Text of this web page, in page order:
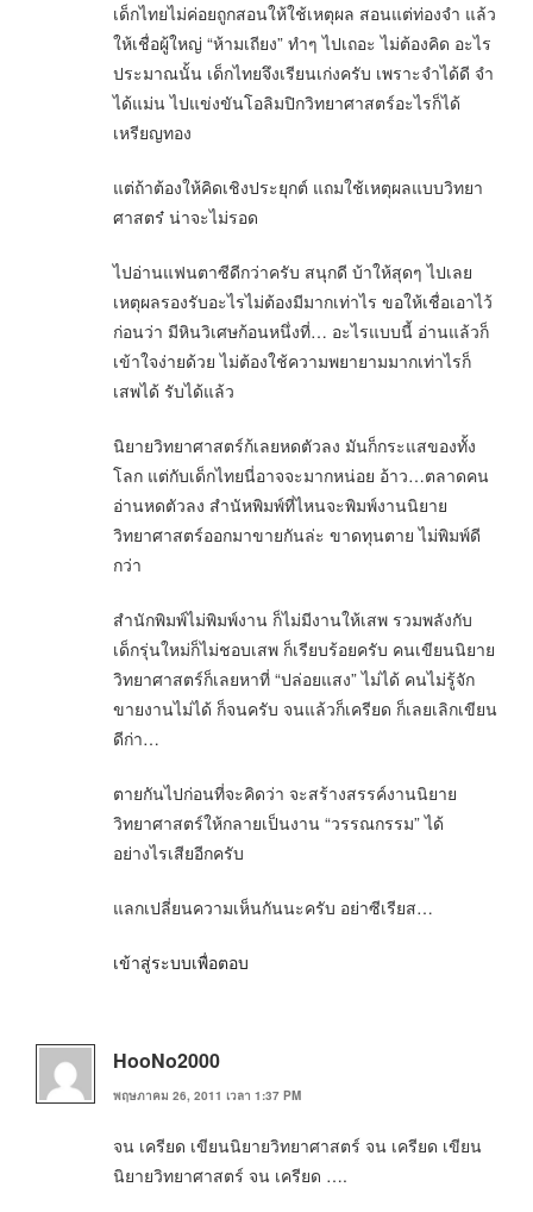
เด็กไทยไม่ค่อยถูกสอนให้ใช้เหตุผล สอนแต่ท่องจำ แล้ว
ให้เชื่อผู้ใหญ่ “ห้ามเถียง” ทำๆ ไปเถอะ ไม่ต้องคิด อะไร
ประมาณนั้น เด็กไทยจึงเรียนเก่งครับ เพราะจำได้ดี จำ
ได้แม่น ไปแข่งขันโอลิมปิกวิทยาศาสตร์อะไรก็ได้
เหรียญทอง
แต่ถ้าต้องให้คิดเชิงประยุกต์ แถมใช้เหตุผลแบบวิทยา
ศาสตร๋ น่าจะไม่รอด
ไปอ่านแฟนตาซีดีกว่าครับ สนุกดี บ้าให้สุดๆ ไปเลย
เหตุผลรองรับอะไรไม่ต้องมีมากเท่าไร ขอให้เชื่อเอาไว้
ก่อนว่า มีหินวิเศษก้อนหนึ่งที่… อะไรแบบนี้ อ่านแล้วก็
เข้าใจง่ายด้วย ไม่ต้องใช้ความพยายามมากเท่าไรก็
เสพได้ รับได้แล้ว
นิยายวิทยาศาสตร์ก้เลยหดตัวลง มันก็กระแสของทั้ง
โลก แต่กับเด็กไทยนี่อาจจะมากหน่อย อ้าว…ตลาดคน
อ่านหดตัวลง สำนัหพิมพ์ที่ไหนจะพิมพ์งานนิยาย
วิทยาศาสตร์ออกมาขายกันล่ะ ขาดทุนตาย ไม่พิมพ์ดี
กว่า
สำนักพิมพ์ไม่พิมพ์งาน ก็ไม่มีงานให้เสพ รวมพลังกับ
เด็กรุ่นใหม่ก็ไม่ชอบเสพ ก็เรียบร้อยครับ คนเขียนนิยาย
วิทยาศาสตร์ก็เลยหาที่ “ปล่อยแสง” ไม่ได้ คนไม่รู้จัก
ขายงานไม่ได้ ก็จนครับ จนแล้วก็เครียด ก็เลยเลิกเขียน
ดีก่า…
ตายกันไปก่อนที่จะคิดว่า จะสร้างสรรค์งานนิยาย
วิทยาศาสตร์ให้กลายเป็นงาน “วรรณกรรม” ได้
อย่างไรเสียอีกครับ
แลกเปลี่ยนความเห็นกันนะครับ อย่าซีเรียส…
เข้าสู่ระบบเพื่อตอบ
HooNo2000
พฤษภาคม 26, 2011 เวลา 1:37 PM
จน เครียด เขียนนิยายวิทยาศาสตร์ จน เครียด เขียน
นิยายวิทยาศาสตร์ จน เครียด ….